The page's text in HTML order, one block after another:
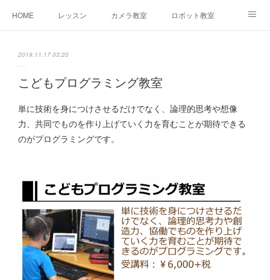
HOME レッスン カメラ教室 ロボット教室
2019.11.17 03:20
こどもプログラミング教室
単に技術を身につけさせるだけでなく、論理的思考や想像
力、共同でものを作り上げていく力を育むことが期待できる
のがプログラミングです。